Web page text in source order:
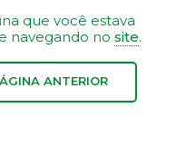
que você estava
navegando no site.
ANTERIOR